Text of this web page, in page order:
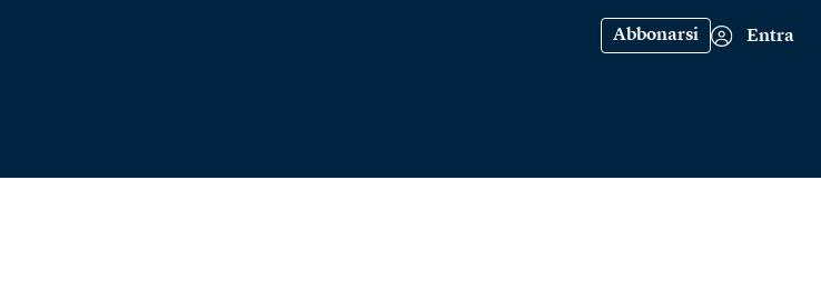
Abbonarsi Entra